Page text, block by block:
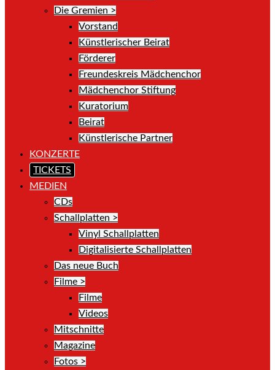
Die Gremien >
Vorstand
Künstlerischer Beirat
Förderer
Freundeskreis Mädchenchor
Mädchenchor Stiftung
Kuratorium
Beirat
Künstlerische Partner
KONZERTE
TICKETS
MEDIEN
CDs
Schallplatten >
Vinyl Schallplatten
Digitalisierte Schallplatten
Das neue Buch
Filme >
Filme
Videos
Mitschnitte
Magazine
Fotos >